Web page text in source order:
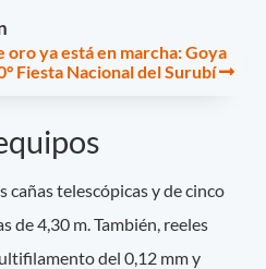
oro ya está en marcha: Goya
Fiesta Nacional del Surubí
cañas telescópicas y de cinco
de 4,30 m. También, reeles
del 0,12 mm y